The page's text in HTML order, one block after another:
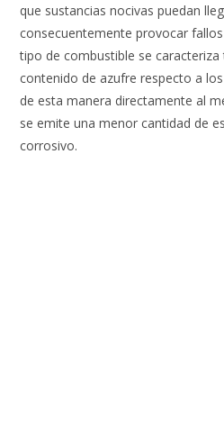
que sustancias nocivas puedan
consecuentemente provocar
tipo de combustible se
contenido de azufre respecto a
de esta manera directamente al
se emite una menor cantidad de
corrosivo.